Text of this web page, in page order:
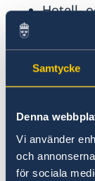
Samtycke
Denna
Vi använder
och
för sociala
Hotell-
Tänk på att
teckna
om du
ha